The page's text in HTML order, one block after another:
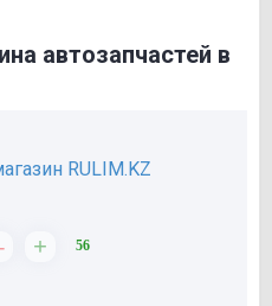
автозапчастей в
RULIM.KZ
+ 56